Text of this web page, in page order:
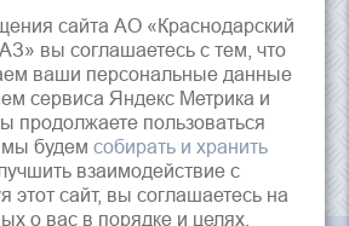
сайта АО «Краснодарский
вы соглашаетесь с тем, что
ваши персональные данные
сервиса Яндекс Метрика и
продолжаете пользоваться
будем собирать и хранить
взаимодействие с
этот сайт, вы соглашаетесь на
о вас в порядке и целях,